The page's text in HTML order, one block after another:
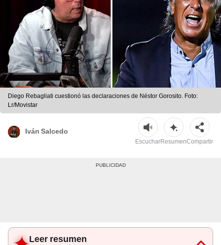
Diego Rebagliati cuestionó las declaraciones de Néstor Gorosito. Foto:
Lr/Movistar
Iván Salcedo
EscucharResumenCompartir
Leer resumen